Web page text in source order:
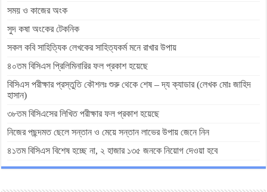
সময় ও কাজের অংক
সুদ কষা অংকের টেকনিক
সকল কবি সাহিত্যিক লেখকের সাহিত্যকর্ম মনে রাখার উপায়
৪০তম বিসিএস প্রিলিমিনারির ফল প্রকাশ হয়েছে
বিসিএস পরীক্ষার প্রস্তুতি কৌশলঃ শুরু থেকে শেষ – দ্য ক্যাডার (লেখক মোঃ জাহিদ
হাসান)
৩৮তম বিসিএসের লিখিত পরীক্ষার ফল প্রকাশ হয়েছে
নিজের পছন্দমত ছেলে সন্তান ও মেয়ে সন্তান লাভের উপায় জেনে নিন
৪১তম বিসিএস বিশেষ হচ্ছে না, ২ হাজার ১৩৫ জনকে নিয়োগ দেওয়া হবে